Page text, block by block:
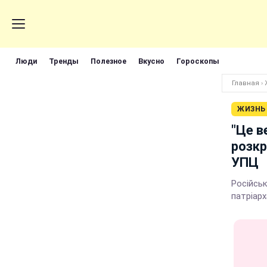
Люди Тренды Полезное Вкусно Гороскопы
Главная ›
ЖИЗНЬ
"Це
УПЦ